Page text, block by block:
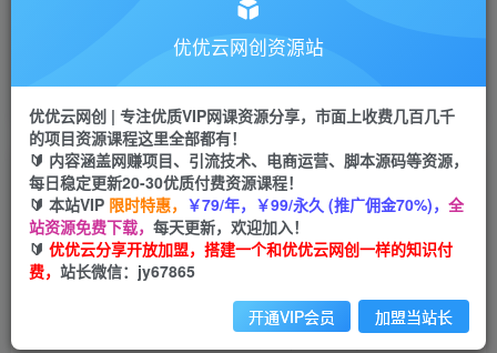
立即购买
动画熊出没-无人直播播剧2.0新玩法，小白也能轻
松日入500+
优优云网创
2年前发布
关注 私信
867 105
动画熊出没-无人直播播剧2.0新玩法，小白也能轻松日入
优优云网创资源站
优优云网创 | 专注优质VIP网课资源分享，市面上收费几百几千
的项目资源课程这里全部都有！
🔰 内容涵盖网赚项目、引流技术、电商运营、脚本源码等资源，
每日稳定更新20-30优质付费资源课程！
🔰 本站VIP 限时特惠， ￥79/年，￥99/永久 (推广佣金70%)， 全
站资源免费下载， 每天更新，欢迎加入！
🔰 优优云分享开放加盟，搭建一个和优优云网创一样的知识付
费， 站长微信：jy67865
开通VIP会员 加盟当站长